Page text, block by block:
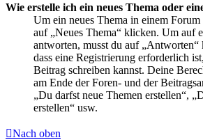
Wie erstelle ich ein neues Thema oder
Um ein neues Thema in einem
auf „Neues Thema“ klicken. Um auf
antworten, musst du auf „Antworten“
dass eine Registrierung erforderlich
Beitrag schreiben kannst. Deine
am Ende der Foren- und der
„Du darfst neue Themen erstellen“,
erstellen“ usw.
Nach oben